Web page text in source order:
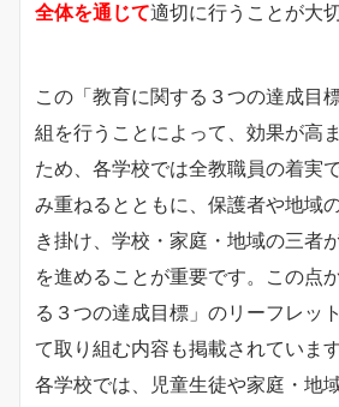
全体を通じて適切に行うことが大切
この「教育に関する３つの達成目
組を行うことによって、効果が高
ため、各学校では全教職員の着実
み重ねるとともに、保護者や地域
き掛け、学校・家庭・地域の三者
を進めることが重要です。この点
る３つの達成目標」のリーフレッ
て取り組む内容も掲載されています
各学校では、児童生徒や家庭・地